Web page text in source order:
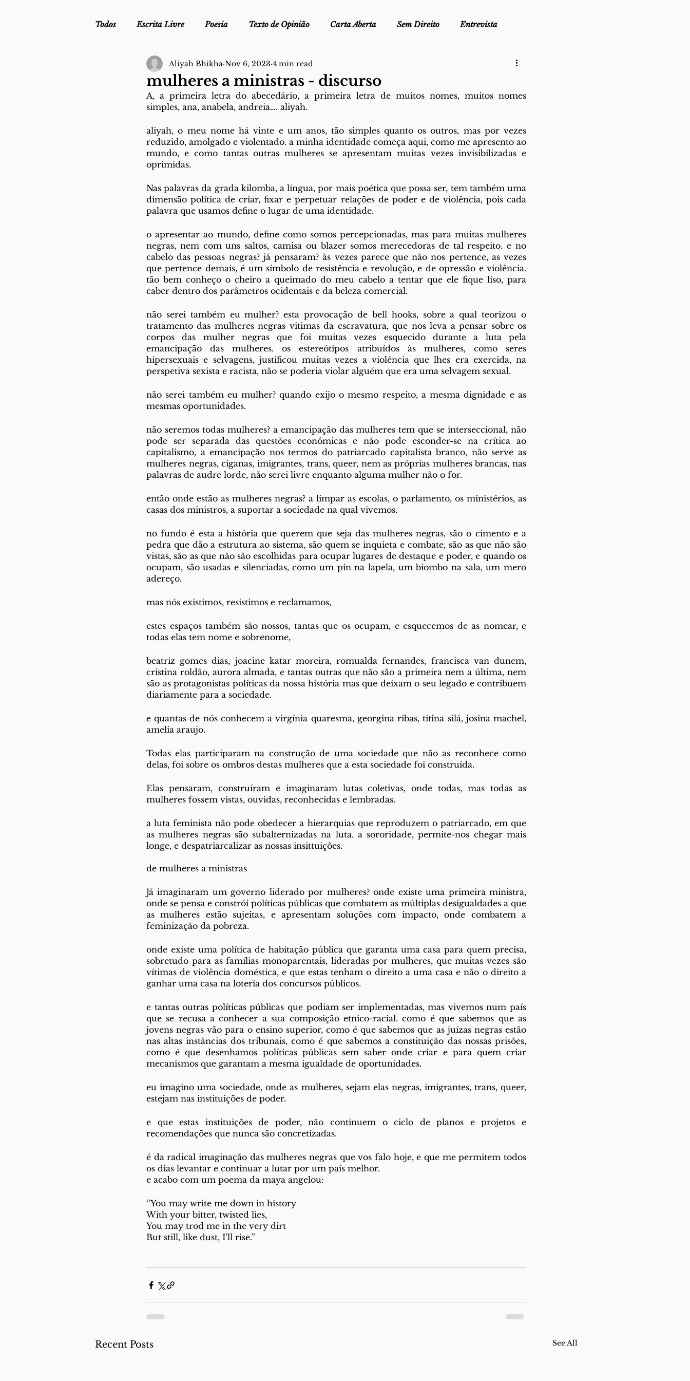
Todos Escrita Livre Poesia Texto de Opinião Carta Aberta Sem Direito Entrevista
Mergulho Profilático - Podcast Ofélia - Clube de Leitura Lembro-me que...
Mais Uma da Nova Escola da Lei Trocado por miúdos
Sob Segredo de Justiça
mulheres a ministras - discurso
Aliyah Bhikha Nov 6, 2023 4 min read
A, a primeira letra do abecedário, a primeira letra de muitos nomes, muitos nomes
simples, ana, anabela, andreia…. aliyah.
aliyah, o meu nome há vinte e um anos, tão simples quanto os outros, mas por vezes
reduzido, amolgado e violentado. a minha identidade começa aqui, como me apresento ao
mundo, e como tantas outras mulheres se apresentam muitas vezes invisibilizadas e
oprimidas.
Nas palavras da grada kilomba, a língua, por mais poética que possa ser, tem também uma
dimensão política de criar, fixar e perpetuar relações de poder e de violência, pois cada
palavra que usamos define o lugar de uma identidade.
o apresentar ao mundo, define como somos percepcionadas, mas para muitas mulheres
negras, nem com uns saltos, camisa ou blazer somos merecedoras de tal respeito. e no
cabelo das pessoas negras? já pensaram? às vezes parece que não nos pertence, as vezes
que pertence demais, é um símbolo de resistência e revolução, e de opressão e violência.
tão bem conheço o cheiro a queimado do meu cabelo a tentar que ele fique liso, para
caber dentro dos parâmetros ocidentais e da beleza comercial.
não serei também eu mulher? esta provocação de bell hooks, sobre a qual teorizou o
tratamento das mulheres negras vítimas da escravatura, que nos leva a pensar sobre os
corpos das mulher negras que foi muitas vezes esquecido durante a luta pela
emancipação das mulheres. os estereótipos atribuídos às mulheres, como seres
hipersexuais e selvagens, justificou muitas vezes a violência que lhes era exercida, na
perspetiva sexista e racista, não se poderia violar alguém que era uma selvagem sexual.
não serei também eu mulher? quando exijo o mesmo respeito, a mesma dignidade e as
mesmas oportunidades.
não seremos todas mulheres? a emancipação das mulheres tem que se interseccional, não
pode ser separada das questões económicas e não pode esconder-se na crítica ao
capitalismo, a emancipação nos termos do patriarcado capitalista branco, não serve as
mulheres negras, ciganas, imigrantes, trans, queer, nem as próprias mulheres brancas, nas
palavras de audre lorde, não serei livre enquanto alguma mulher não o for.
então onde estão as mulheres negras? a limpar as escolas, o parlamento, os ministérios, as
casas dos ministros, a suportar a sociedade na qual vivemos.
no fundo é esta a história que querem que seja das mulheres negras, são o cimento e a
pedra que dão a estrutura ao sistema, são quem se inquieta e combate, são as que não são
vistas, são as que não são escolhidas para ocupar lugares de destaque e poder, e quando os
ocupam, são usadas e silenciadas, como um pin na lapela, um biombo na sala, um mero
adereço.
mas nós existimos, resistimos e reclamamos,
estes espaços também são nossos, tantas que os ocupam, e esquecemos de as nomear, e
todas elas tem nome e sobrenome,
beatriz gomes dias, joacine katar moreira, romualda fernandes, francisca van dunem,
cristina roldão, aurora almada, e tantas outras que não são a primeira nem a última, nem
são as protagonistas políticas da nossa história mas que deixam o seu legado e contribuem
diariamente para a sociedade.
e quantas de nós conhecem a virgínia quaresma, georgina ribas, titina silá, josina machel,
amelia araujo.
Todas elas participaram na construção de uma sociedade que não as reconhece como
delas, foi sobre os ombros destas mulheres que a esta sociedade foi construída.
Elas pensaram, construíram e imaginaram lutas coletivas, onde todas, mas todas as
mulheres fossem vistas, ouvidas, reconhecidas e lembradas.
a luta feminista não pode obedecer a hierarquias que reproduzem o patriarcado, em que
as mulheres negras são subalternizadas na luta. a sororidade, permite-nos chegar mais
longe, e despatriarcalizar as nossas insittuições.
de mulheres a ministras
Já imaginaram um governo liderado por mulheres? onde existe uma primeira ministra,
onde se pensa e constrói políticas públicas que combatem as múltiplas desigualdades a que
as mulheres estão sujeitas, e apresentam soluções com impacto, onde combatem a
feminização da pobreza.
onde existe uma política de habitação pública que garanta uma casa para quem precisa,
sobretudo para as famílias monoparentais, lideradas por mulheres, que muitas vezes são
vítimas de violência doméstica, e que estas tenham o direito a uma casa e não o direito a
ganhar uma casa na loteria dos concursos públicos.
e tantas outras políticas públicas que podiam ser implementadas, mas vivemos num país
que se recusa a conhecer a sua composição etnico-racial. como é que sabemos que as
jovens negras vão para o ensino superior, como é que sabemos que as juízas negras estão
nas altas instâncias dos tribunais, como é que sabemos a constituição das nossas prisões,
como é que desenhamos políticas públicas sem saber onde criar e para quem criar
mecanismos que garantam a mesma igualdade de oportunidades.
eu imagino uma sociedade, onde as mulheres, sejam elas negras, imigrantes, trans, queer,
estejam nas instituições de poder.
e que estas instituições de poder, não continuem o ciclo de planos e projetos e
recomendações que nunca são concretizadas.
é da radical imaginação das mulheres negras que vos falo hoje, e que me permitem todos
os dias levantar e continuar a lutar por um país melhor.
e acabo com um poema da maya angelou:
‘’You may write me down in history
With your bitter, twisted lies,
You may trod me in the very dirt
But still, like dust, I'll rise.’’
Recent Posts See All